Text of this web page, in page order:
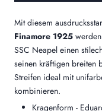
Mit diesem
Finamore 1925
SSC Neapel einen
seinen kräftigen breiten
Streifen ideal mit
kombinieren.
Kragenform -